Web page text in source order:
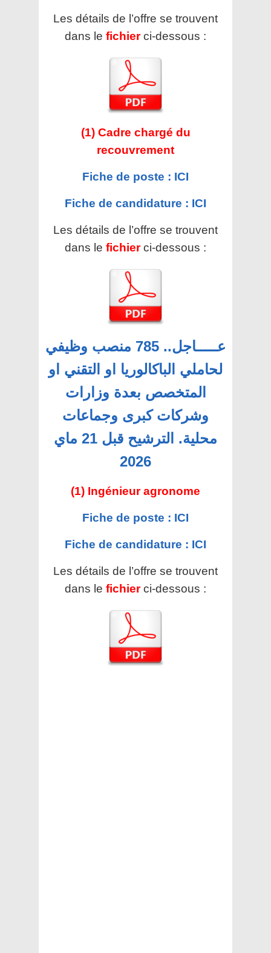
Les détails de l’offre se trouvent
dans le fichier ci-dessous :
(1) Cadre chargé du
recouvrement
Fiche de poste : ICI
Fiche de candidature : ICI
Les détails de l’offre se trouvent
dans le fichier ci-dessous :
عـــــاجل.. 785 منصب وظيفي
لحاملي الباكالوريا او التقني او
المتخصص بعدة وزارات
وشركات كبرى وجماعات
محلية. الترشيح قبل 21 ماي
2026
(1) Ingénieur agronome
Fiche de poste : ICI
Fiche de candidature : ICI
Les détails de l’offre se trouvent
dans le fichier ci-dessous :